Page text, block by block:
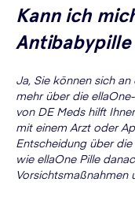
Kann ich
Antibabypille
Ja, Sie können sich
mehr über die
von DE Meds hilft
mit einem Arzt oder
Entscheidung über
wie ellaOne Pille
Vorsichtsmaßnahmen